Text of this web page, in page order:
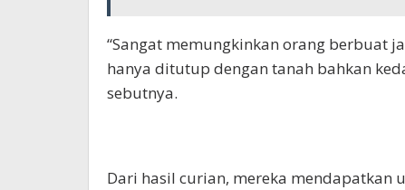
“Sangat memungkinkan orang berbuat
hanya ditutup dengan tanah bahkan
sebutnya.
Dari hasil curian, mereka mendapatkan